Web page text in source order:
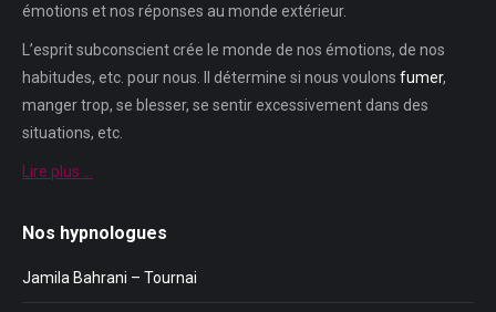
émotions et nos réponses au monde extérieur.
L’esprit subconscient crée le monde de nos émotions, de nos
habitudes, etc. pour nous. Il détermine si nous voulons fumer,
manger trop, se blesser, se sentir excessivement dans des
situations, etc.
Lire plus …
Nos hypnologues
Jamila Bahrani – Tournai